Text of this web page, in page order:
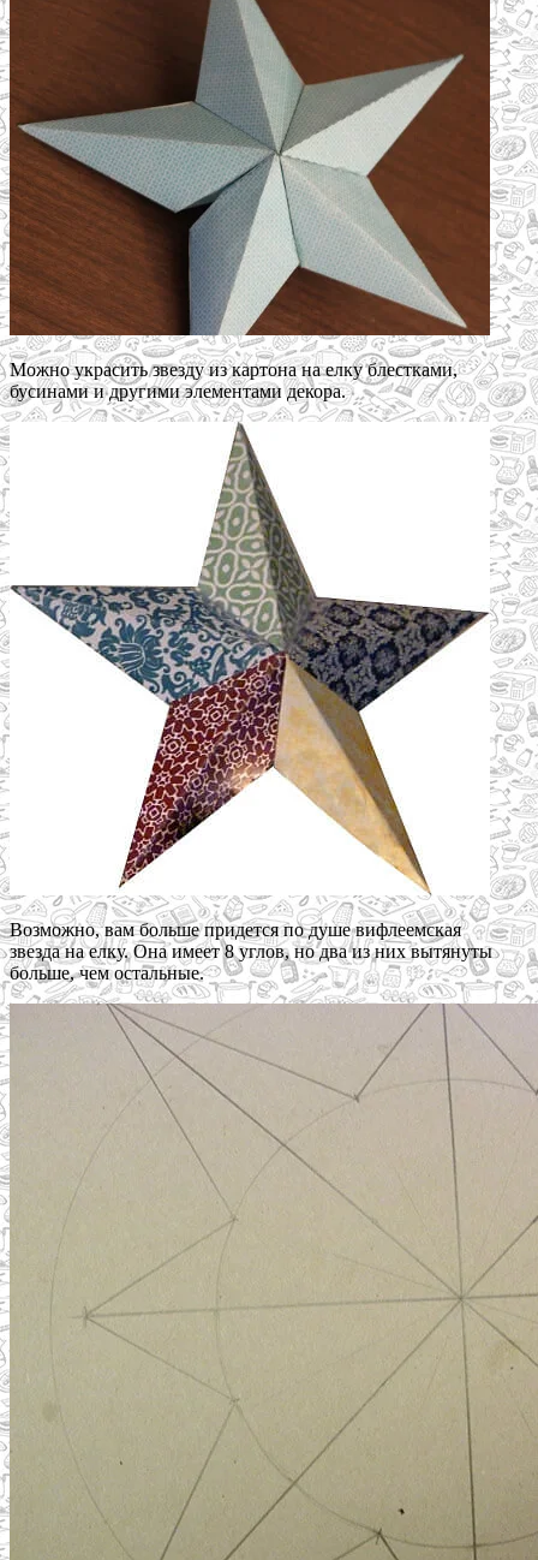
Можно украсить звезду из картона на елку блестками,
бусинами и другими элементами декора.
Возможно, вам больше придется по душе вифлеемская
звезда на елку. Она имеет 8 углов, но два из них вытянуты
больше, чем остальные.